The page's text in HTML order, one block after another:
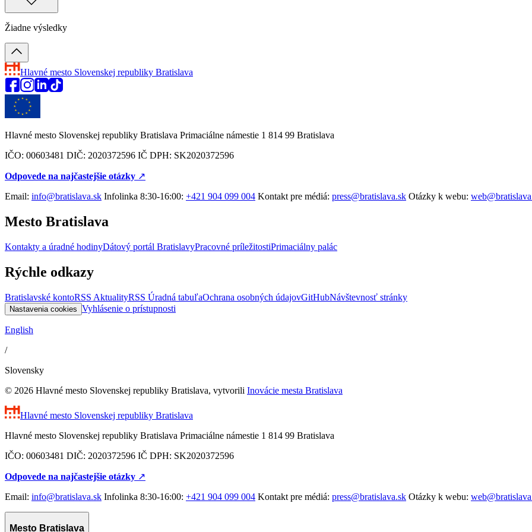
Žiadne výsledky
Hlavné mesto Slovenskej republiky Bratislava
Hlavné mesto Slovenskej republiky Bratislava Primaciálne námestie 1 814 99 Bratislava
IČO: 00603481 DIČ: 2020372596 IČ DPH: SK2020372596
Odpovede na najčastejšie otázky ↗︎
Email: info@bratislava.sk Infolinka 8:30-16:00: +421 904 099 004 Kontakt pre médiá: press@bratislava.sk Otázky k webu:
Mesto Bratislava
Kontakty a úradné hodinyDátový portál BratislavyPracovné príležitostiPrimaciálny palác
Rýchle odkazy
Bratislavské kontoRSS AktualityRSS Úradná tabuľaOchrana osobných údajovGitHubNávštevnosť stránky
Nastavenia cookies Vyhlásenie o prístupnosti
English
/
Slovensky
© 2026 Hlavné mesto Slovenskej republiky Bratislava, vytvorili Inovácie mesta Bratislava
Hlavné mesto Slovenskej republiky Bratislava
Hlavné mesto Slovenskej republiky Bratislava Primaciálne námestie 1 814 99 Bratislava
IČO: 00603481 DIČ: 2020372596 IČ DPH: SK2020372596
Odpovede na najčastejšie otázky ↗︎
Email: info@bratislava.sk Infolinka 8:30-16:00: +421 904 099 004 Kontakt pre médiá: press@bratislava.sk Otázky k webu:
Mesto Bratislava